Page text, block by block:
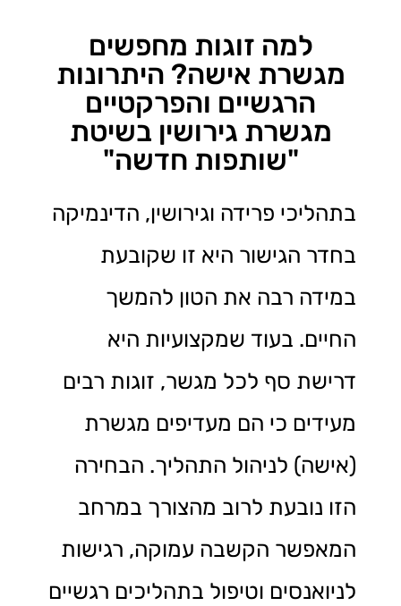
למה זוגות מחפשים
מגשרת אישה? היתרונות
הרגשיים והפרקטיים
מגשרת גירושין בשיטת
"שותפות חדשה"
בתהליכי פרידה וגירושין, הדינמיקה
בחדר הגישור היא זו שקובעת
במידה רבה את הטון להמשך
החיים. בעוד שמקצועיות היא
דרישת סף לכל מגשר, זוגות רבים
מעידים כי הם מעדיפים מגשרת
(אישה) לניהול התהליך. הבחירה
הזו נובעת לרוב מהצורך במרחב
המאפשר הקשבה עמוקה, רגישות
לניואנסים וטיפול בתהליכים רגשיים